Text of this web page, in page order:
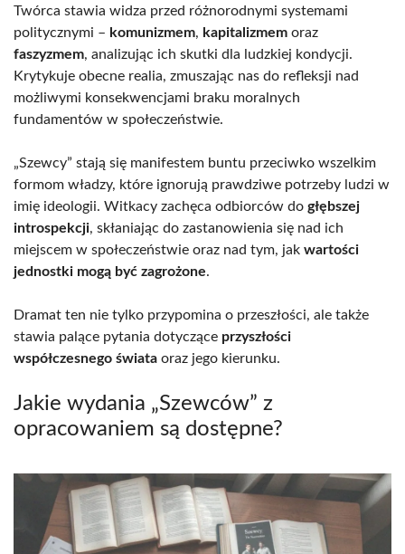
Twórca stawia widza przed różnorodnymi systemami
politycznymi – komunizmem, kapitalizmem oraz
faszyzmem, analizując ich skutki dla ludzkiej kondycji.
Krytykuje obecne realia, zmuszając nas do refleksji nad
możliwymi konsekwencjami braku moralnych
fundamentów w społeczeństwie.
„Szewcy” stają się manifestem buntu przeciwko wszelkim
formom władzy, które ignorują prawdziwe potrzeby ludzi w
imię ideologii. Witkacy zachęca odbiorców do głębszej
introspekcji, skłaniając do zastanowienia się nad ich
miejscem w społeczeństwie oraz nad tym, jak wartości
jednostki mogą być zagrożone.
Dramat ten nie tylko przypomina o przeszłości, ale także
stawia palące pytania dotyczące przyszłości
współczesnego świata oraz jego kierunku.
Jakie wydania „Szewców” z
opracowaniem są dostępne?